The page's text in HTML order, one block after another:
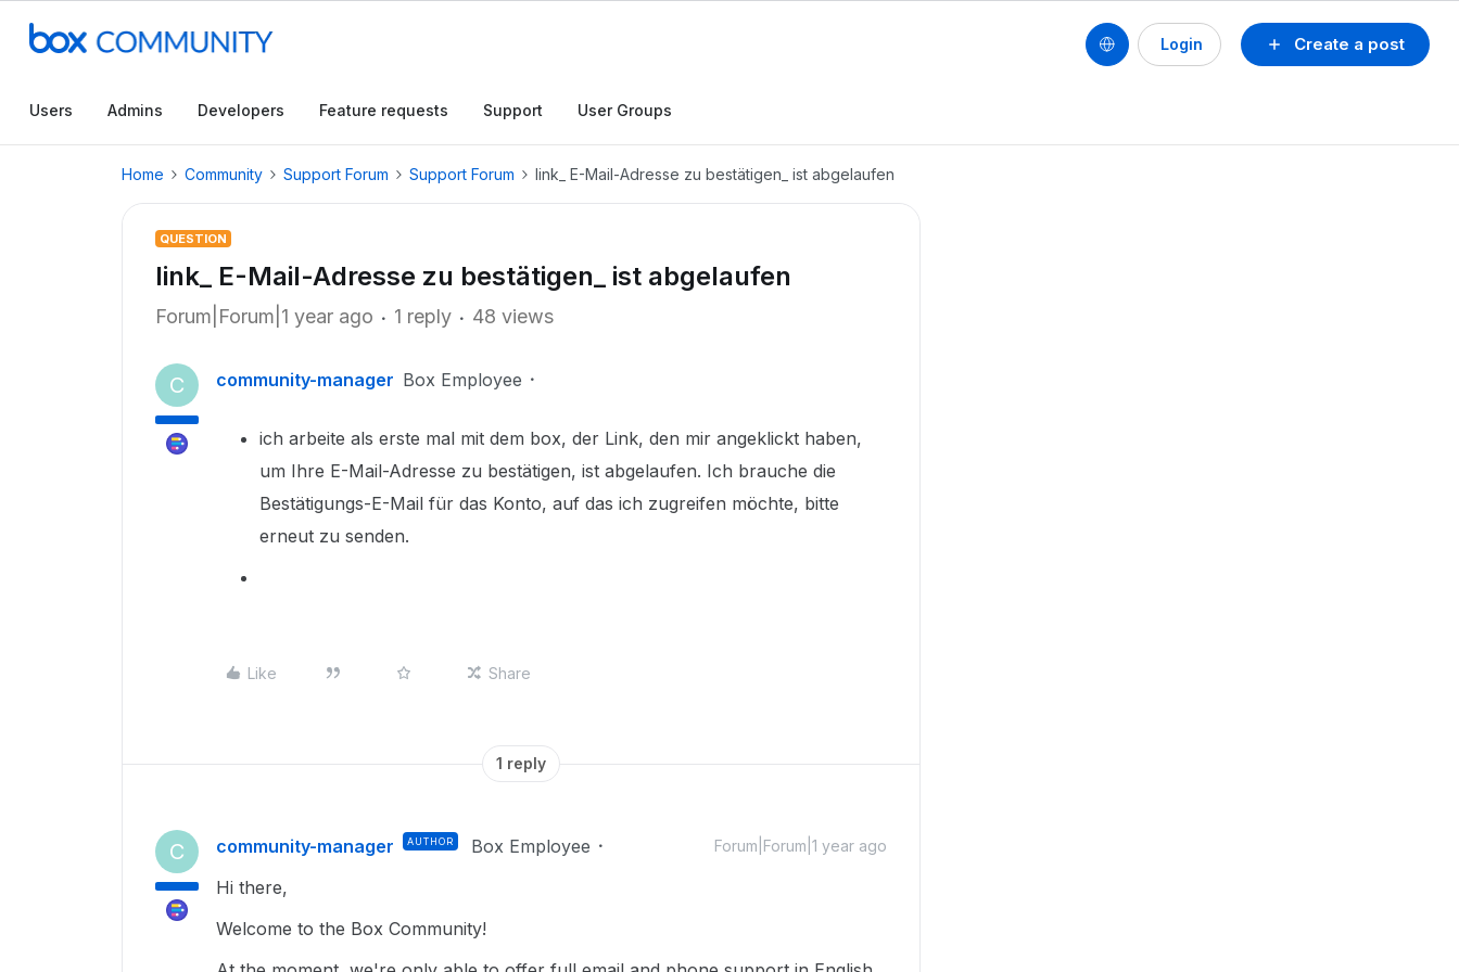
Create a post
Login
Users Admins Developers Feature requests Support User Groups
Home Community Support Forum Support Forum link_ E-Mail-Adresse zu bestätigen_ ist abgelaufen
QUESTION
link_ E-Mail-Adresse zu bestätigen_ ist abgelaufen
Forum|Forum|1 year ago 1 reply 48 views
C community-manager Box Employee
ich arbeite als erste mal mit dem box, der Link, den mir angeklickt haben,
um Ihre E-Mail-Adresse zu bestätigen, ist abgelaufen. Ich brauche die
Bestätigungs-E-Mail für das Konto, auf das ich zugreifen möchte, bitte
erneut zu senden.
Like Share
1 reply
C community-manager AUTHOR Box Employee Forum|Forum|1 year ago
Hi there,
Welcome to the Box Community!